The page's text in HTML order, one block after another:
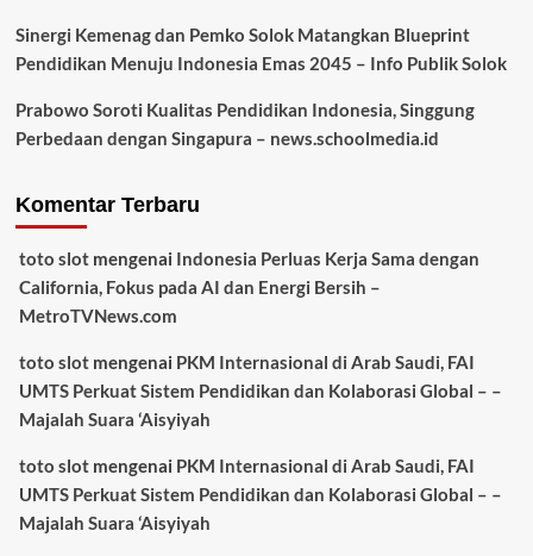
Sinergi Kemenag dan Pemko Solok Matangkan Blueprint
Pendidikan Menuju Indonesia Emas 2045 – Info Publik Solok
Prabowo Soroti Kualitas Pendidikan Indonesia, Singgung
Perbedaan dengan Singapura – news.schoolmedia.id
Komentar Terbaru
toto slotmengenai Indonesia Perluas Kerja Sama dengan
California, Fokus pada AI dan Energi Bersih –
MetroTVNews.com
toto slotmengenai PKM Internasional di Arab Saudi, FAI
UMTS Perkuat Sistem Pendidikan dan Kolaborasi Global – –
Majalah Suara ‘Aisyiyah
toto slotmengenai PKM Internasional di Arab Saudi, FAI
UMTS Perkuat Sistem Pendidikan dan Kolaborasi Global – –
Majalah Suara ‘Aisyiyah